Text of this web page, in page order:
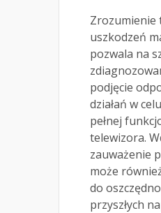
Zrozumienie
uszkodzeń
pozwala na
podjęcie
działań w
pełnej
telewizora.
zauważenie
może
do
przyszłych